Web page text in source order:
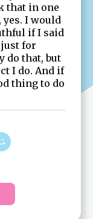
that in one
I would
if I said
just for
do that, but
I do. And if
thing to do